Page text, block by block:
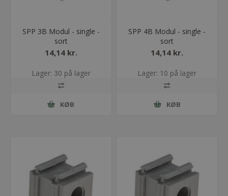
SPP 3B Modul - single -
sort
14,14 kr.
Lager: 30 på lager
KØB
SPP 4B Modul - single -
sort
14,14 kr.
Lager: 10 på lager
KØB